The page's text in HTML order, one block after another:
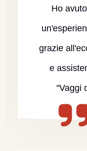
Ho
grazie
e
"Vaggi